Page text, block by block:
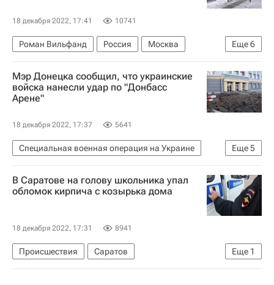
18 декабря 2022, 17:41 10741
Еще6
Роман Вильфанд Россия
Москва
Домодедово (аэропорт)
Шереметьево (аэропорт)
Гидрометцентр
Общество
Мэр Донецка сообщил, что украинские
войска нанесли удар по "Донбасс
Арене"
18 декабря 2022, 17:37 5641
Еще5
Специальная военная операция на Украине
Алексей Кулемзин (Донецк)
Донецк
Донецкая Народная Республика
СЦКК
В Саратове на голову школьника упал
обломок кирпича с козырька дома
18 декабря 2022, 17:31 8941
Еще 1
Происшествия
Саратов
Следственный комитет России (СК РФ)